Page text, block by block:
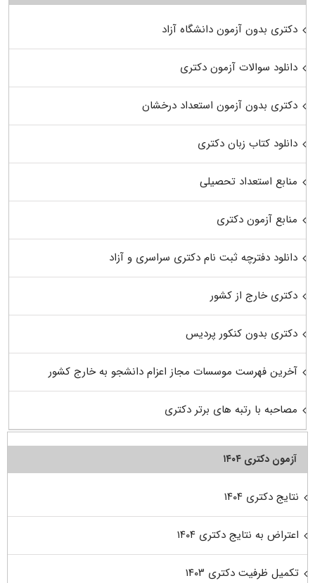
دکتری بدون آزمون دانشگاه آزاد
دانلود سوالات آزمون دکتری
دکتری بدون آزمون استعداد درخشان
دانلود کتاب زبان دکتری
منابع استعداد تحصیلی
منابع آزمون دکتری
دانلود دفترچه ثبت نام دکتری سراسری و آزاد
دکتری خارج از کشور
دکتری بدون کنکور پردیس
آخرین فهرست موسسات مجاز اعزام دانشجو به خارج کشور
مصاحبه با رتبه های برتر دکتری
آزمون دکتری ۱۴۰۴
نتایج دکتری ۱۴۰۴
اعتراض به نتایج دکتری ۱۴۰۴
تکمیل ظرفیت دکتری ۱۴۰۳